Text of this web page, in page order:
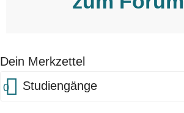
Dein Merkzettel
0 Studiengänge